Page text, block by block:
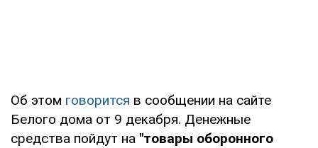
Об этом говорится в сообщении на сайте
Белого дома от 9 декабря. Денежные
средства пойдут на "товары оборонного